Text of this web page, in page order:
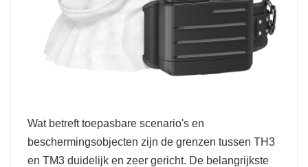
Wat betreft toepasbare scenario's en
beschermingsobjecten zijn de grenzen tussen TH3
en TM3 duidelijk en zeer gericht. De belangrijkste